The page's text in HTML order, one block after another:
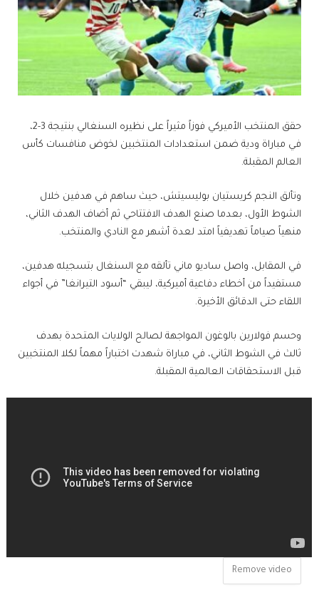
حقق ​المنتخب الأميركي​ فوزاً مثيراً على نظيره السنغالي بنتيجة 3-2،
في مباراة ودية ضمن استعدادات المنتخبين لخوض منافسات ​كأس
العالم​ المقبلة.
وتألق النجم ​كريستيان بوليسيتش​، حيث ساهم في هدفين خلال
الشوط الأول، بعدما صنع الهدف الافتتاحي ثم أضاف الهدف الثاني،
منهياً صياماً تهديفياً امتد لعدة أشهر مع النادي والمنتخب.
في المقابل، واصل ​ساديو ماني​ تألقه مع السنغال بتسجيله هدفين،
مستفيداً من أخطاء دفاعية أميركية، ليبقي “أسود التيرانغا” في أجواء
اللقاء حتى الدقائق الأخيرة.
وحسم فولارين بالوغون المواجهة لصالح الولايات المتحدة بهدف
ثالث في الشوط الثاني، في مباراة شهدت اختباراً مهماً لكلا المنتخبين
قبل الاستحقاقات العالمية المقبلة.